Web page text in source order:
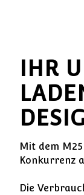
IHR
Mit dem
Konkurrenz
Die